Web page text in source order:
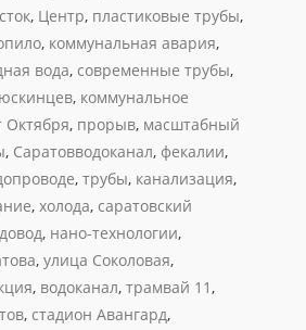
, Центр, пластиковые трубы,
, коммунальная авария,
вода, современные трубы,
, коммунальное
Октября, прорыв, масштабный
, Саратовводоканал, фекалии,
, трубы, канализация,
, холода, саратовский
, нано-технологии,
, улица Соколовая,
, водоканал, трамвай 11,
, стадион Авангард,